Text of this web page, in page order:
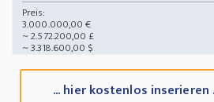
Preis:
3.000.000,00 €
~ 2.572.200,00 £
~ 3.318.600,00 $
... hier kostenlos inserieren